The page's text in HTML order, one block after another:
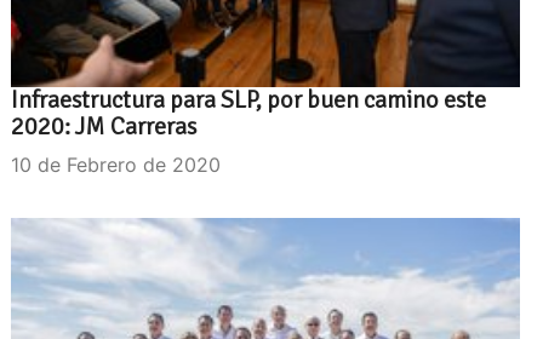
Infraestructura para SLP, por buen camino este
2020: JM Carreras
10 de Febrero de 2020